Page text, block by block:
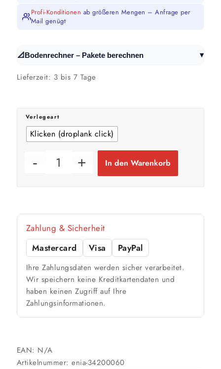
Profi-Konditionen ab größeren Mengen – Anfrage per
Mail genügt
📐Bodenrechner – Pakete berechnen ▾
Lieferzeit: 3 bis 7 Tage
Verlegeart
Klicken (droplank click)
In den Warenkorb
Zahlung & Sicherheit
Mastercard
Visa PayPal
Ihre Zahlungsdaten werden sicher verarbeitet.
Wir speichern keine Kreditkartendaten und
haben keinen Zugriff auf Ihre
Zahlungsinformationen.
EAN: N/A
Artikelnummer:enia-34200060